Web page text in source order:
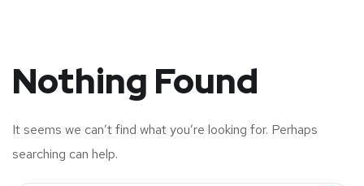
Nothing Found
It seems we can’t find what you’re looking for. Perhaps
searching can help.